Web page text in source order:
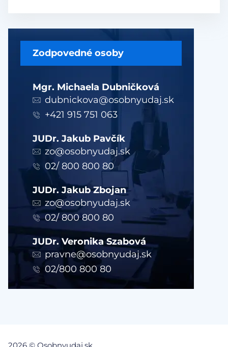
Zodpovedné osoby
Mgr. Michaela Dubničková
dubnickova@osobnyudaj.sk
+421 915 751 063
JUDr. Jakub Pavčík
zo@osobnyudaj.sk
02/ 800 800 80
JUDr. Jakub Zbojan
zo@osobnyudaj.sk
02/ 800 800 80
JUDr. Veronika Szabová
pravne@osobnyudaj.sk
02/800 800 80
2026 © Osobnyudaj.sk